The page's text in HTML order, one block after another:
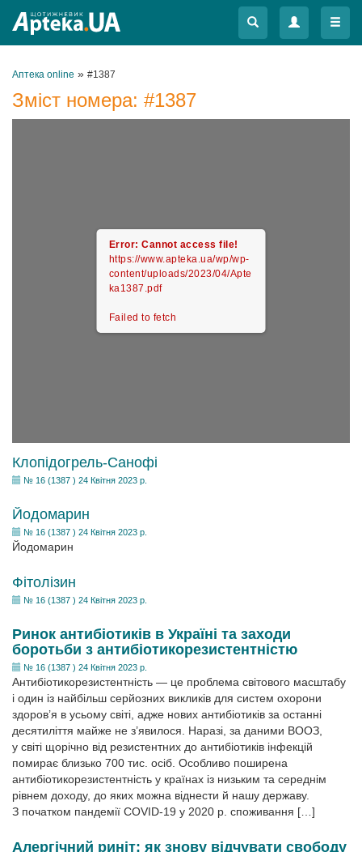
Меню
Меню
Аптека online » #1387
Зміст номера: #1387
Error: Cannot access file!
https://www.apteka.ua/wp/wp-
content/uploads/2023/04/Apte
ka1387.pdf
Failed to fetch
Клопідогрель-Санофі
№ 16 (1387 ) 24 Квітня 2023 р.
Йодомарин
№ 16 (1387 ) 24 Квітня 2023 р.
Йодомарин
Фітолізин
№ 16 (1387 ) 24 Квітня 2023 р.
Ринок антибіотиків в Україні та заходи
боротьби з антибіотикорезистентністю
№ 16 (1387 ) 24 Квітня 2023 р.
Антибіотикорезистентність — це проблема світового масштабу
і один із найбільш серйозних викликів для систем охорони
здоров’я в усьому світі, адже нових антибіотиків за останні
десятиліття майже не з’явилося. Наразі, за даними ВООЗ,
у світі щорічно від резистентних до антибіотиків інфекцій
помирає близько 700 тис. осіб. Особливо поширена
антибіотикорезистентність у країнах із низьким та середнім
рівнем доходу, до яких можна віднести й нашу державу.
З початком пандемії COVID-19 у 2020 р. споживання […]
Алергічний риніт: як знову відчувати свободу